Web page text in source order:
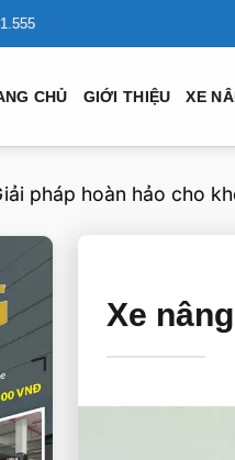
CHỦ GIỚI THIỆU XE
pháp hoàn hảo cho
Xe